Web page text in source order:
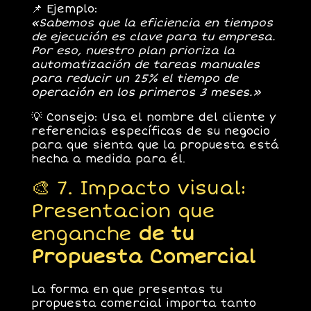
📌 Ejemplo:
«Sabemos que la eficiencia en tiempos
de ejecución es clave para tu empresa.
Por eso, nuestro plan prioriza la
automatización de tareas manuales
para reducir un 25% el tiempo de
operación en los primeros 3 meses.»
💡 Consejo: Usa el nombre del cliente y
referencias específicas de su negocio
para que sienta que la propuesta está
hecha a medida para él.
🎨 7. Impacto visual:
Presentacion que
enganche de tu
Propuesta Comercial
La forma en que presentas tu
propuesta comercial importa tanto